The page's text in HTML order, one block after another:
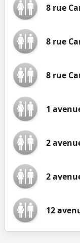
8 rue
8 rue
8 rue
1
2
2
12